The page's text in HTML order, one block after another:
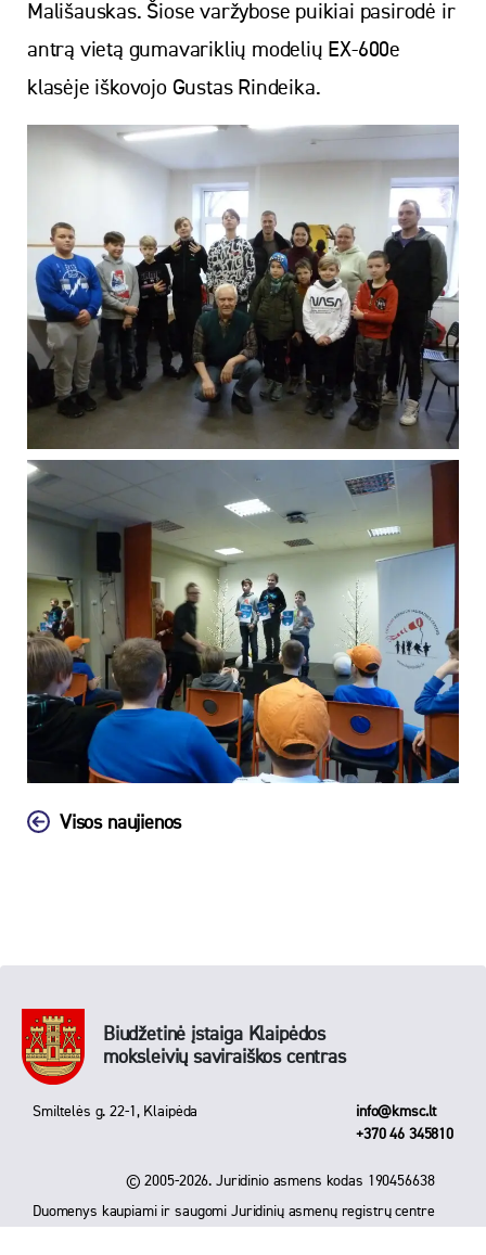
Mališauskas. Šiose varžybose puikiai pasirodė ir
antrą vietą gumavariklių modelių EX-600e
klasėje iškovojo Gustas Rindeika.
Visos naujienos
Biudžetinė įstaiga Klaipėdos
moksleivių saviraiškos centras
Smiltelės g. 22-1, Klaipėda
info@kmsc.lt
+370 46 345810
© 2005-2026. Juridinio asmens kodas 190456638
Duomenys kaupiami ir saugomi Juridinių asmenų registrų centre